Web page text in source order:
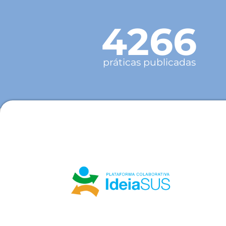
4266
práticas publicadas